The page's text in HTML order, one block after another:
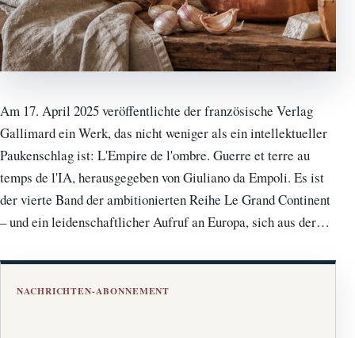
Am 17. April 2025 veröffentlichte der französische Verlag
Gallimard ein Werk, das nicht weniger als ein intellektueller
Paukenschlag ist: L'Empire de l'ombre. Guerre et terre au
temps de l'IA, herausgegeben von Giuliano da Empoli. Es ist
der vierte Band der ambitionierten Reihe Le Grand Continent
– und ein leidenschaftlicher Aufruf an Europa, sich aus der…
NACHRICHTEN-ABONNEMENT